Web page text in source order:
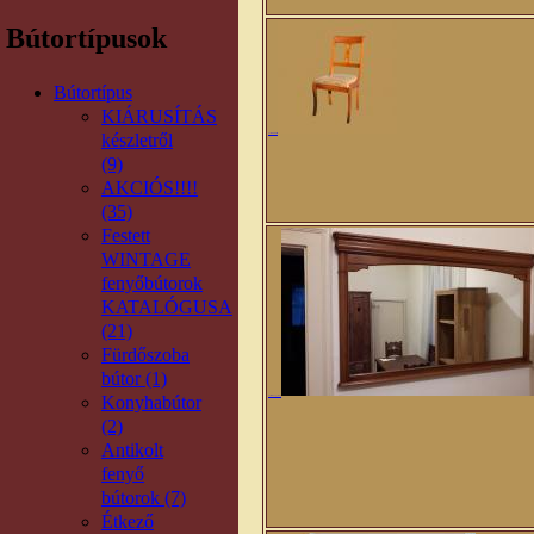
Bútortípusok
Bútortípus
KIÁRUSÍTÁS
készletről
(9)
AKCIÓS!!!!
(35)
Festett
WINTAGE
fenyőbútorok
KATALÓGUSA
(21)
Fürdőszoba
bútor (1)
Konyhabútor
(2)
Antikolt
fenyő
bútorok (7)
Étkező